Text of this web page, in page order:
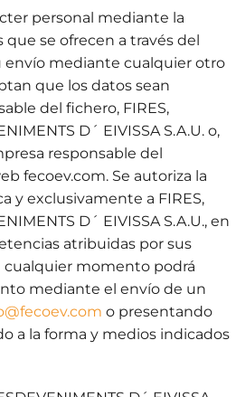
personal mediante la
se ofrecen a través del
envío mediante cualquier otro
que los datos sean
del fichero, FIRES,
D´ EIVISSA S.A.U. o,
responsable del
fecoev.com. Se autoriza la
y exclusivamente a FIRES,
D´ EIVISSA S.A.U., en
atribuidas por sus
cualquier momento podrá
mediante el envío de un
o presentando
a la forma y medios indicados